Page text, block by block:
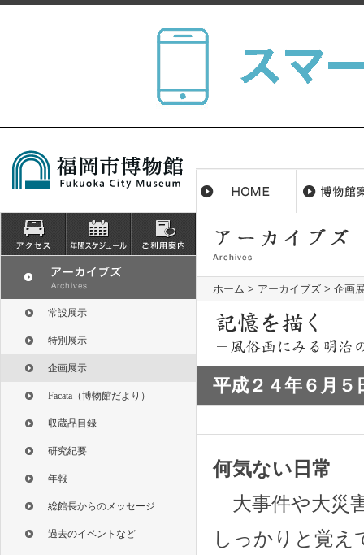
ホーム > アーカイブズ > 企画
平成２４年６月５
何気ない日常
大事件や大災
しっかりと覚え
常設展示
特別展示
企画展示
Facata（博物館だより）
収蔵品目録
研究紀要
年報
総館長からのメッセージ
過去のイベントなど